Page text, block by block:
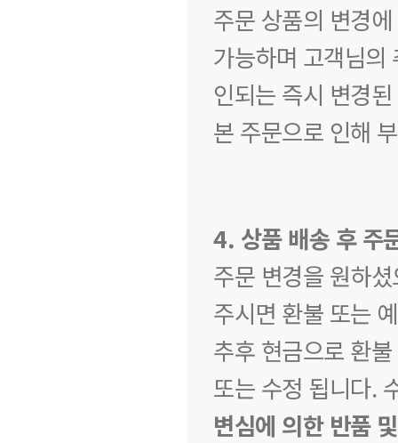
주문 상품의 변경
가능하며 고객님의
인되는 즉시 변경
본 주문으로 인해
4. 상품 배송 후 주
주문 변경을 원하
주시면 환불 또는
추후 현금으로 환
또는 수정 됩니다.
변심에 의한 반품